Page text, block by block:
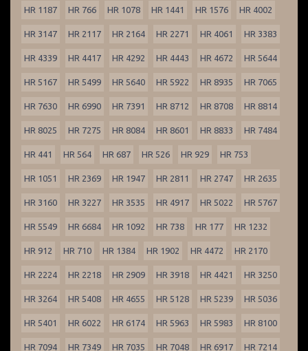
HR 1187 HR 766 HR 1078 HR 1441 HR 1576 HR 4002
HR 3147 HR 2117 HR 2164 HR 2271 HR 4061 HR 3383
HR 4339 HR 4417 HR 4292 HR 4443 HR 4672 HR 5644
HR 5167 HR 5499 HR 5640 HR 5922 HR 8935 HR 7065
HR 7630 HR 6990 HR 7391 HR 8712 HR 8708 HR 8814
HR 8025 HR 7275 HR 8084 HR 8601 HR 8833 HR 7484
HR 441 HR 564 HR 687 HR 526 HR 929 HR 753
HR 1051 HR 2369 HR 1947 HR 2811 HR 2747 HR 2635
HR 3160 HR 3227 HR 3535 HR 4917 HR 5022 HR 5767
HR 5549 HR 6684 HR 1092 HR 738 HR 177 HR 1232
HR 912 HR 710 HR 1384 HR 1902 HR 4472 HR 2170
HR 2224 HR 2218 HR 2909 HR 3918 HR 4421 HR 3250
HR 3264 HR 5408 HR 4655 HR 5128 HR 5239 HR 5036
HR 5401 HR 6022 HR 6174 HR 5963 HR 5983 HR 8100
HR 7094 HR 7349 HR 7035 HR 7048 HR 6917 HR 7214